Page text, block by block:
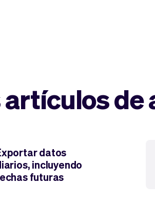
de
datos
incluyendo
futuras